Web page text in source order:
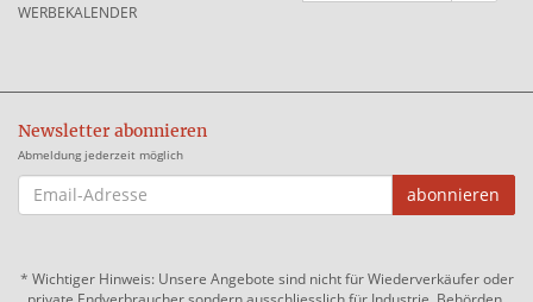
WERBEKALENDER
Newsletter abonnieren
Abmeldung jederzeit möglich
EMAIL-
ADRESSE
abonnieren
* Wichtiger Hinweis: Unsere Angebote sind nicht für Wiederverkäufer oder